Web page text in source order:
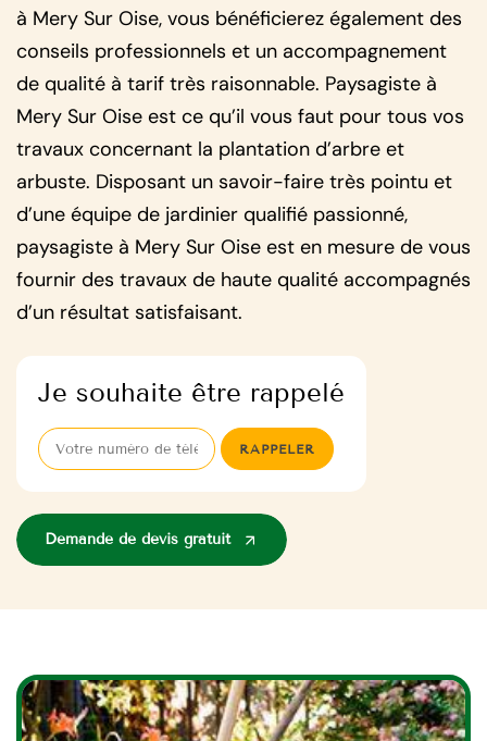
à Mery Sur Oise, vous bénéficierez également des
conseils professionnels et un accompagnement
de qualité à tarif très raisonnable. Paysagiste à
Mery Sur Oise est ce qu’il vous faut pour tous vos
travaux concernant la plantation d’arbre et
arbuste. Disposant un savoir-faire très pointu et
d’une équipe de jardinier qualifié passionné,
paysagiste à Mery Sur Oise est en mesure de vous
fournir des travaux de haute qualité accompagnés
d’un résultat satisfaisant.
Je souhaite être rappelé
Demande de devis gratuit